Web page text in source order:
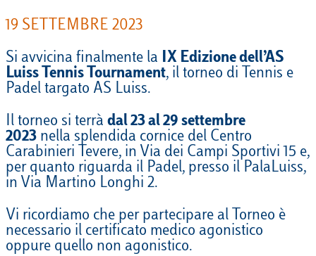
19 SETTEMBRE 2023
Si avvicina finalmente la IX Edizione dell’AS
Luiss Tennis Tournament, il torneo di Tennis e
Padel targato AS Luiss.
Il torneo si terrà dal 23 al 29 settembre
2023 nella splendida cornice del Centro
Carabinieri Tevere, in Via dei Campi Sportivi 15 e,
per quanto riguarda il Padel, presso il PalaLuiss,
in Via Martino Longhi 2.
Vi ricordiamo che per partecipare al Torneo è
necessario il certificato medico agonistico
oppure quello non agonistico.